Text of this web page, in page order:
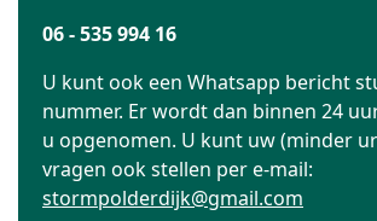
06 - 535 994 16
U kunt ook een Whatsapp bericht
nummer. Er wordt dan binnen 24
u opgenomen. U kunt uw (minder
vragen ook stellen per e-mail:
stormpolderdijk@gmail.com